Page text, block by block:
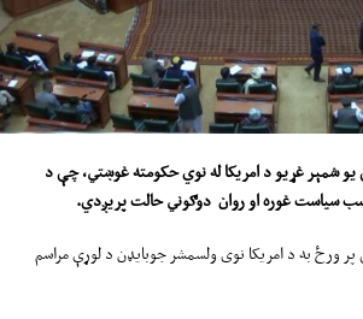
شمېر غړیود امریکا له نوي حکومته غوښتي،چې د
سیاست غوره اوروان دوګونيحالت پریږدي.
ورځ به د امریکا نوی ولسمشر جوبایډن د لوړې مراسم